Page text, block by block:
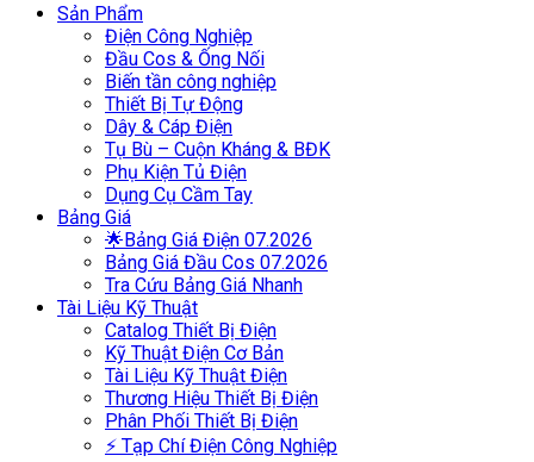
Sản Phẩm
Điện Công Nghiệp
Đầu Cos & Ống Nối
Biến tần công nghiệp
Thiết Bị Tự Động
Dây & Cáp Điện
Tụ Bù – Cuộn Kháng & BĐK
Phụ Kiện Tủ Điện
Dụng Cụ Cầm Tay
Bảng Giá
🌟Bảng Giá Điện 07.2026
Bảng Giá Đầu Cos 07.2026
Tra Cứu Bảng Giá Nhanh
Tài Liệu Kỹ Thuật
Catalog Thiết Bị Điện
Kỹ Thuật Điện Cơ Bản
Tài Liệu Kỹ Thuật Điện
Thương Hiệu Thiết Bị Điện
Phân Phối Thiết Bị Điện
⚡ Tạp Chí Điện Công Nghiệp